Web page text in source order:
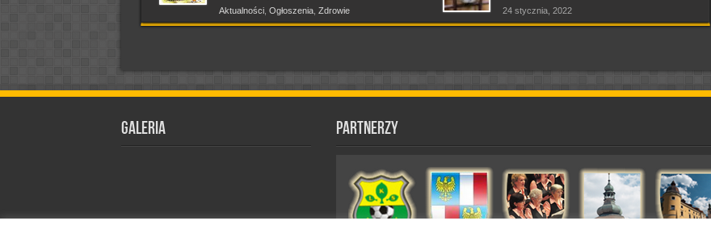
Aktualności, Ogłoszenia, Zdrowie
24 stycznia, 2022
Aktualności,Ludzie piszą,Ogłoszenia,Sprawy Gminy
Galeria Partnerzy